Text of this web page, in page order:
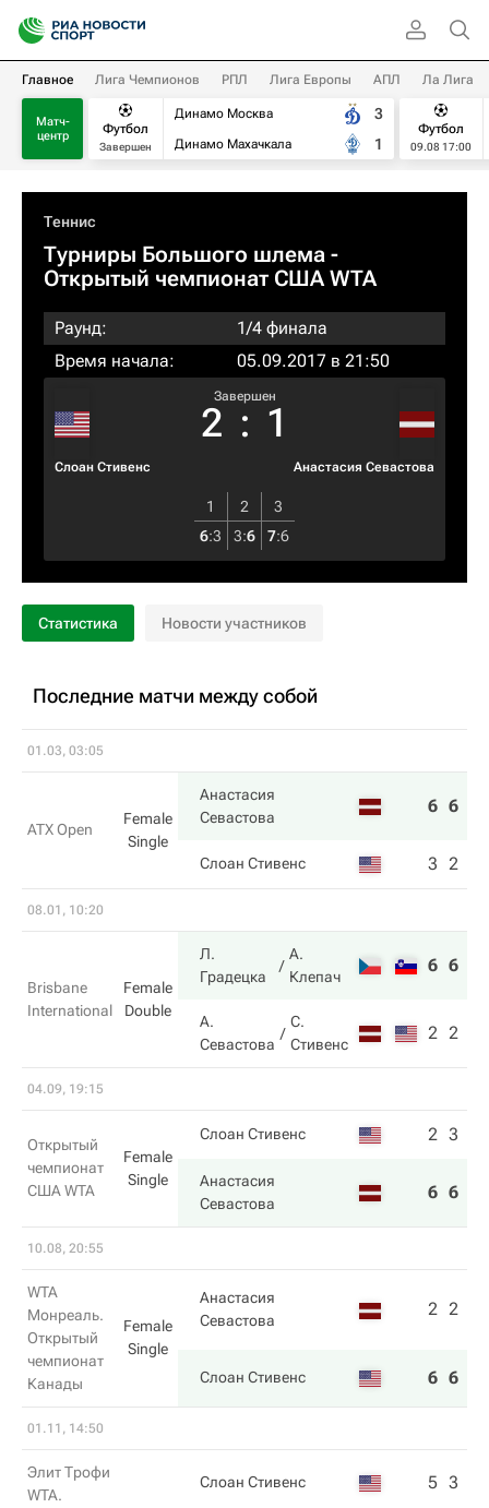
Главное Лига Чемпионов РПЛ Лига Европы АПЛ Ла Лига
Матч-
центр
Футбол
Завершен
Динамо Москва
Динамо Махачкала
3
1
Футбол
09.08 17:00
Теннис
Турниры Большого шлема -
Открытый чемпионат США WTA
Раунд:
1/4 финала
Время начала:
05.09.2017 в 21:50
Слоан Стивенс
Завершен
2 : 1
Анастасия Севастова
1 2
3
6:3 3:6 7:6
Статистика Новости участников
Последние матчи между собой
01.03, 03:05
ATX Open
Female
Single
Анастасия
Севастова
6 6
Слоан Стивенс 3 2
08.01, 10:20
Brisbane
International
Female
Double
Л.
Градецка
А.
Клепач
6 6
А.
Севастова
С.
Стивенс
2 2
04.09, 19:15
Открытый
чемпионат
США WTA
Female
Single
Слоан Стивенс 2 3
Анастасия
Севастова
6 6
10.08, 20:55
WTA
Монреаль.
Открытый
чемпионат
Канады
Female
Single
Анастасия
Севастова
2 2
Слоан Стивенс 6 6
01.11, 14:50
Элит Трофи
WTA.
Слоан Стивенс 5 3